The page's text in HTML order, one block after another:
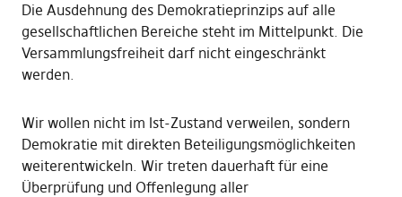
Die Ausdehnung des Demokratieprinzips auf alle
gesellschaftlichen Bereiche steht im Mittelpunkt. Die
Versammlungsfreiheit darf nicht eingeschränkt
werden.
Wir wollen nicht im Ist-Zustand verweilen, sondern
Demokratie mit direkten Beteiligungsmöglichkeiten
weiterentwickeln. Wir treten dauerhaft für eine
Überprüfung und Offenlegung aller